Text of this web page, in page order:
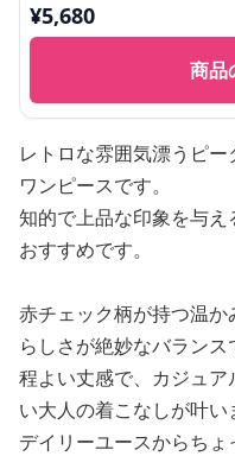
¥5,680
商品
レトロな雰囲気漂うピ
ワンピースです。
知的で上品な印象を与
おすすめです。
赤チェック柄が持つ温
らしさが絶妙なバランス
程よい丈感で、カジュ
い大人の着こなしが叶い
デイリーユースからち